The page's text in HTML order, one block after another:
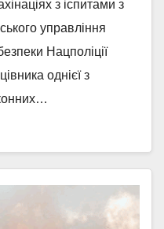
з іспитами з
управління
Нацполіції
однієї з